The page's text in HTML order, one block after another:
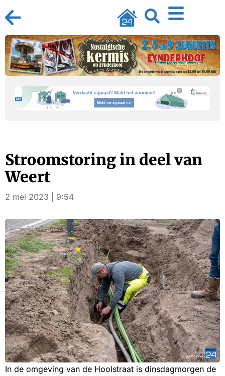
Stroomstoring in deel van
Weert
2 mei 2023 | 9:54
In de omgeving van de Hoolstraat is dinsdagmorgen de